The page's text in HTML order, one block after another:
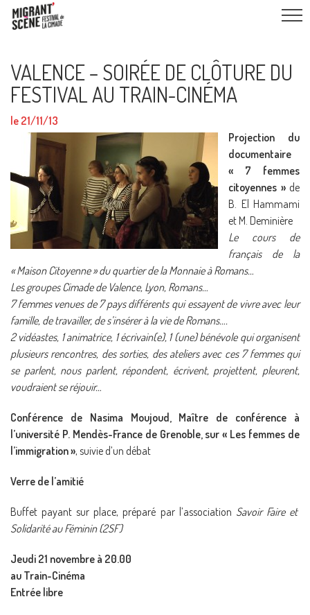
VALENCE – SOIRÉE DE CLÔTURE DU
FESTIVAL AU TRAIN-CINÉMA
le 21/11/13
Projection du
documentaire
« 7 femmes
citoyennes »de
B. El Hammami
et M. Deminière
Le cours de
français de la
« Maison Citoyenne » du quartier de la Monnaie à Romans…
Les groupes Cimade de Valence, Lyon, Romans…
7 femmes venues de 7 pays différents qui essayent de vivre avec leur
famille, de travailler, de s’insérer à la vie de Romans….
2 vidéastes, 1 animatrice, 1 écrivain(e), 1 (une) bénévole qui organisent
plusieurs rencontres, des sorties, des ateliers avec ces 7 femmes qui
se parlent, nous parlent, répondent, écrivent, projettent, pleurent,
voudraient se réjouir…
Conférence de Nasima Moujoud, Maître de conférence à
l’université P. Mendès-France de Grenoble, sur « Les femmes de
l’immigration », suivie d’un débat
Verre de l’amitié
Buffet payant sur place, préparé par l’association Savoir Faire et
Solidarité au Féminin (2SF)
Jeudi 21 novembre à 20.00
au Train-Cinéma
Entrée libre